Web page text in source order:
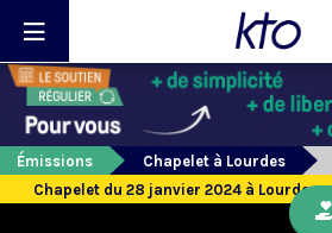
Émissions
Chapelet à Lourdes
Chapelet du 28 janvier 2024 à Lourdes